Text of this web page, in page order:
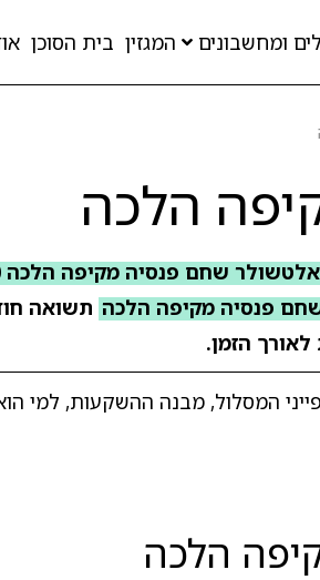
ומחשבונים המגזין בית הסוכן
הלכה
אלטשולר שחם פנסיה מקיפה הלכה 9760
פנסיה מקיפה הלכה תשואה
הזמן.
המסלול, מבנה ההשקעות, למי
הלכה